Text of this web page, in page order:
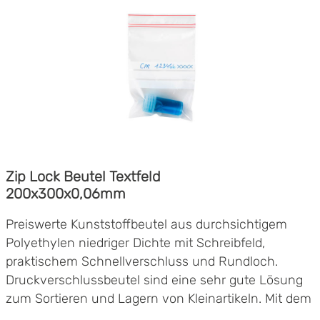
Zip Lock Beutel Textfeld
200x300x0,06mm
Preiswerte Kunststoffbeutel aus durchsichtigem
Polyethylen niedriger Dichte mit Schreibfeld,
praktischem Schnellverschluss und Rundloch.
Druckverschlussbeutel sind eine sehr gute Lösung
zum Sortieren und Lagern von Kleinartikeln. Mit dem